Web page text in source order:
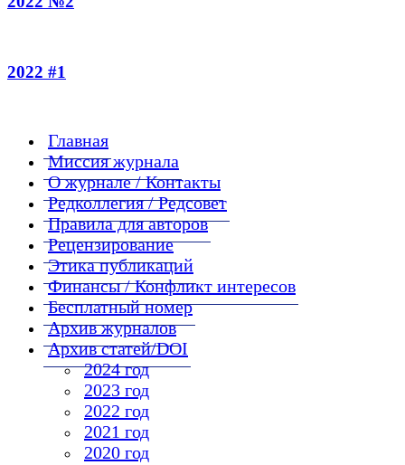
2022 #1
Главная
Миссия журнала
О журнале / Контакты
Редколлегия / Редсовет
Правила для авторов
Рецензирование
Этика публикаций
Финансы / Конфликт интересов
Бесплатный номер
Архив журналов
Архив статей/DOI
2024 год
2023 год
2022 год
2021 год
2020 год